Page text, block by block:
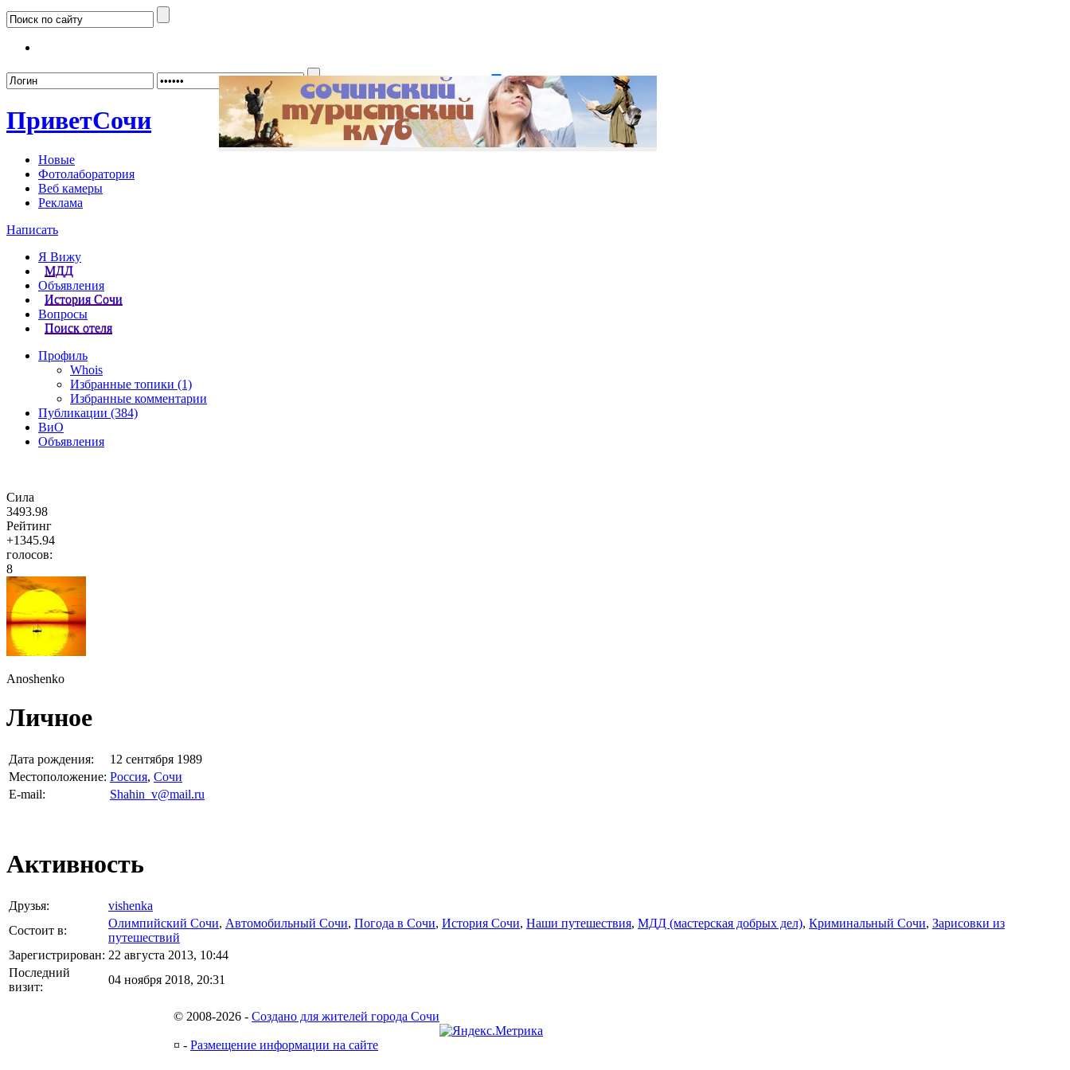
Забыли пароль? Регистрация
ПриветСочи
Новые
Фотолаборатория
Веб камеры
Реклама
Написать
Я Вижу
МДД
Объявления
История Сочи
Вопросы
Поиск отеля
Профиль
Whois
Избранные топики (1)
Избранные комментарии
Публикации (384)
ВиО
Объявления
Сила
3493.98
Рейтинг
+1345.94
голосов:
8
Anoshenko
Личное
Дата рождения:
12 сентября 1989
Местоположение: Россия, Сочи
E-mail:
Shahin_v@mail.ru
Активность
Друзья:
vishenka
Состоит в:
Олимпийский Сочи, Автомобильный Сочи, Погода в Сочи, История Сочи, Наши путешествия, МДД (мастерская добрых дел), Криминальный Сочи, Зарисовки из
путешествий
Зарегистрирован: 22 августа 2013, 10:44
Последний
визит:
04 ноября 2018, 20:31
© 2008-2026 - Создано для жителей города Сочи
¤ - Размещение информации на сайте